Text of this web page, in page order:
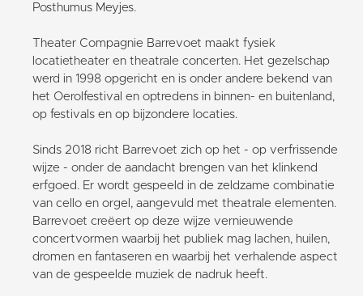
Posthumus Meyjes.
Theater Compagnie Barrevoet maakt fysiek
locatietheater en theatrale concerten. Het gezelschap
werd in 1998 opgericht en is onder andere bekend van
het Oerolfestival en optredens in binnen- en buitenland,
op festivals en op bijzondere locaties.
Sinds 2018 richt Barrevoet zich op het - op verfrissende
wijze - onder de aandacht brengen van het klinkend
erfgoed. Er wordt gespeeld in de zeldzame combinatie
van cello en orgel, aangevuld met theatrale elementen.
Barrevoet creëert op deze wijze vernieuwende
concertvormen waarbij het publiek mag lachen, huilen,
dromen en fantaseren en waarbij het verhalende aspect
van de gespeelde muziek de nadruk heeft.